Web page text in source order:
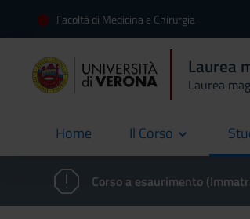
Facoltà di Medicina e Chirurgia
Laurea
Laurea
Home
current Il Corso
Corso a esaurimento